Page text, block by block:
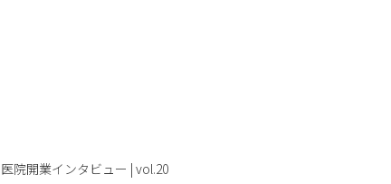
医院開業インタビュー | vol.20